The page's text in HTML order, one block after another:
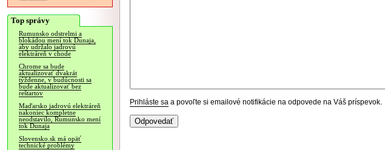
Top správy
Rumunsko odstrelmi a
blokádou mení tok Dunaja,
aby udržalo jadrovú
elektráreň v chode
Chrome sa bude
aktualizovať dvakrát
týždenne, v budúcnosti sa
bude aktualizovať bez
reštartov
Maďarsko jadrovú elektráreň
nakoniec kompletne
neodstavilo, Rumunsko mení
tok Dunaja
Slovensko.sk má opäť
technické problémy
Prihláste sa a povoľte si emailové notifikácie na odpovede na Váš príspevok.